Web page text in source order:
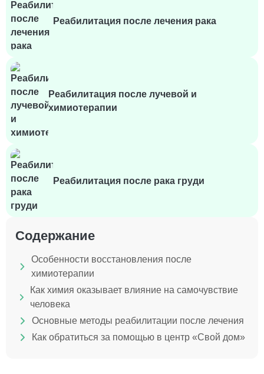
Содержание
Особенности восстановления после
химиотерапии
Как химия оказывает влияние на самочувствие
человека
Основные методы реабилитации после лечения
Как обратиться за помощью в центр «Свой дом»
Реабилитация после лечения рака
Реабилитация после лучевой и
химиотерапии
Реабилитация после рака груди